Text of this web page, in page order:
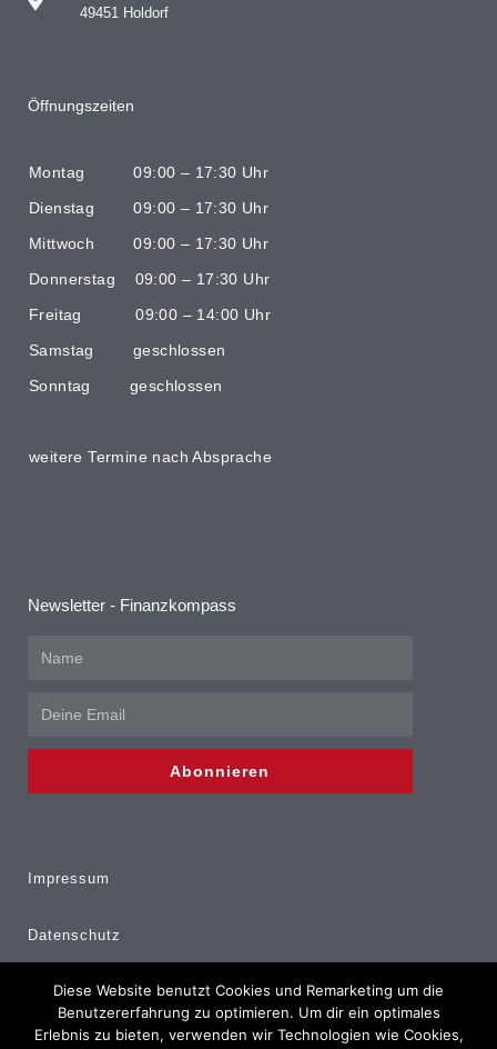
49451 Holdorf
Öffnungszeiten
Montag 09:00 – 17:30 Uhr
Dienstag 09:00 – 17:30 Uhr
Mittwoch 09:00 – 17:30 Uhr
Donnerstag 09:00 – 17:30 Uhr
Freitag 09:00 – 14:00 Uhr
Samstag geschlossen
Sonntag geschlossen
weitere Termine nach Absprache
Newsletter - Finanzkompass
Abonnieren
Impressum
Datenschutz
Erstinformation
Diese Website benutzt Cookies und Remarketing um die
Benutzererfahrung zu optimieren. Um dir ein optimales
Erlebnis zu bieten, verwenden wir Technologien wie Cookies,